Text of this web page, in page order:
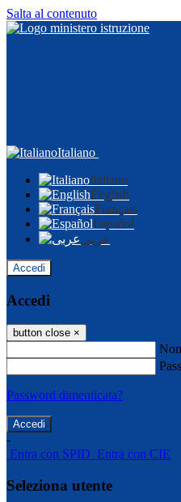
Salta al contenuto
Italiano
Italiano
English
Français
Español
عربى
Accedi
Accedi
button close ×
Password dimenticata?
-
Entra con SPID Entra con CIE
Seleziona utente